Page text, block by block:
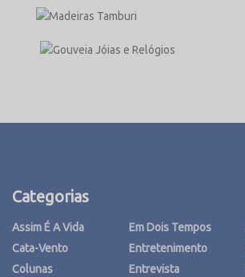
Categorias
Assim É A Vida
Cata-Vento
Colunas
Em Dois Tempos
Entretenimento
Entrevista